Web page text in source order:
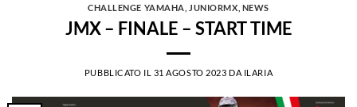
CHALLENGE YAMAHA JUNIORMX NEWS
JMX – FINALE – START TIME
PUBBLICATO IL 31 AGOSTO 2023 DA ILARIA